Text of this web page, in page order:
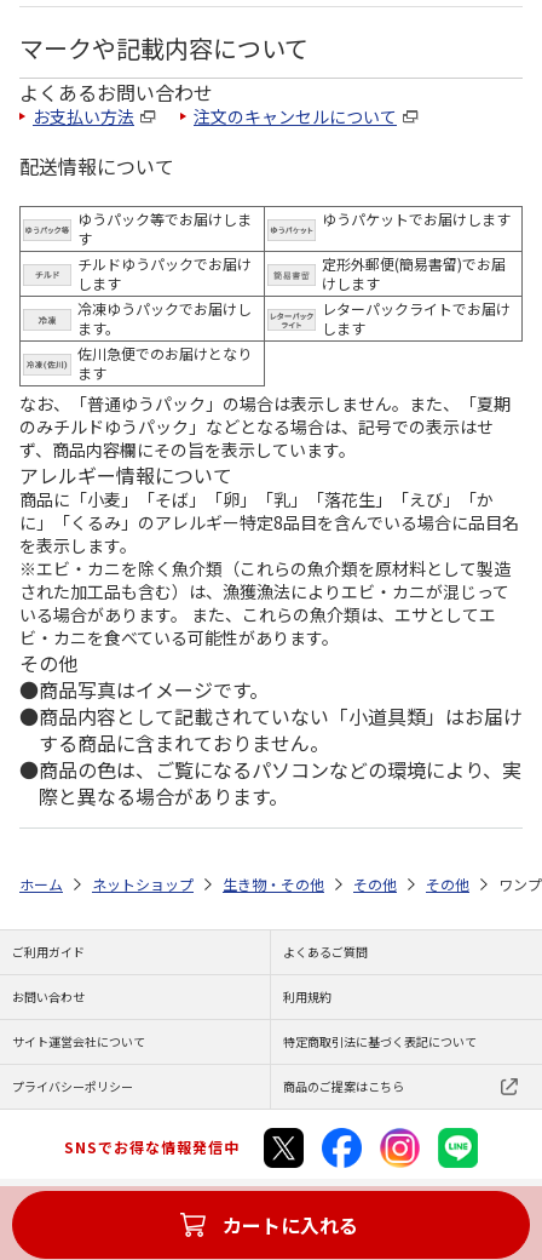
マークや記載内容について
よくあるお問い合わせ
お支払い方法 注文のキャンセルについて
配送情報について
ゆうパック等でお届けしま
す
ゆうパケットでお届けします
チルドゆうパックでお届け
します
定形外郵便(簡易書留)でお届
けします
冷凍ゆうパックでお届けし
ます。
レターパックライトでお届け
します
佐川急便でのお届けとなり
ます
なお、「普通ゆうパック」の場合は表示しません。また、「夏期
のみチルドゆうパック」などとなる場合は、記号での表示はせ
ず、商品内容欄にその旨を表示しています。
アレルギー情報について
商品に「小麦」「そば」「卵」「乳」「落花生」「えび」「か
に」「くるみ」のアレルギー特定8品目を含んでいる場合に品目名
を表示します。
※エビ・カニを除く魚介類（これらの魚介類を原材料として製造
された加工品も含む）は、漁獲漁法によりエビ・カニが混じって
いる場合があります。 また、これらの魚介類は、エサとしてエ
ビ・カニを食べている可能性があります。
その他
商品写真はイメージです。
商品内容として記載されていない「小道具類」はお届け
する商品に含まれておりません。
商品の色は、ご覧になるパソコンなどの環境により、実
際と異なる場合があります。
カートに入れる
ホーム ネットショップ 生き物・その他 その他 その他 ワン
ご利用ガイド よくあるご質問
お問い合わせ 利用規約
サイト運営会社について 特定商取引法に基づく表記について
プライバシーポリシー 商品のご提案はこちら
SNSでお得な情報発信中